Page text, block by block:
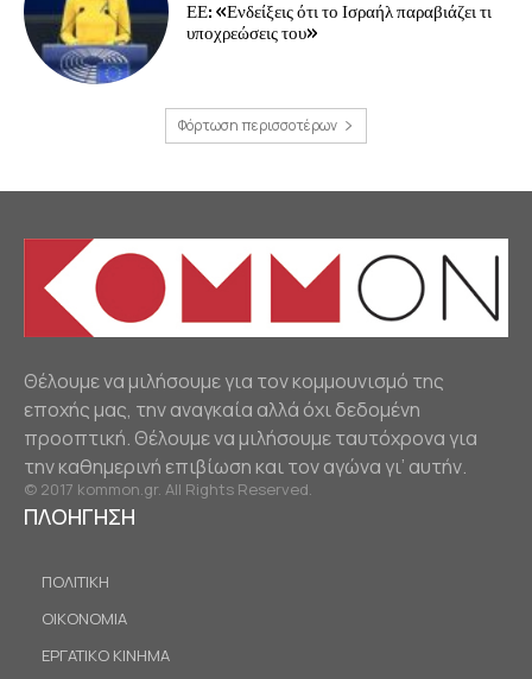
ΕΕ: «Ενδείξεις ότι το Ισραήλ παραβιάζει τι
υποχρεώσεις του»
Φόρτωση περισσοτέρων
Θέλουμε να μιλήσουμε για τον κομμουνισμό της
εποχής μας, την αναγκαία αλλά όχι δεδομένη
προοπτική. Θέλουμε να μιλήσουμε ταυτόχρονα για
την καθημερινή επιβίωση και τον αγώνα γι’ αυτήν.
© 2017 kommon.gr. All Rights Reserved.
ΠΛΟΗΓΗΣΗ
ΠΟΛΙΤΙΚΗ
ΟΙΚΟΝΟΜΙΑ
ΕΡΓΑΤΙΚΟ ΚΙΝΗΜΑ